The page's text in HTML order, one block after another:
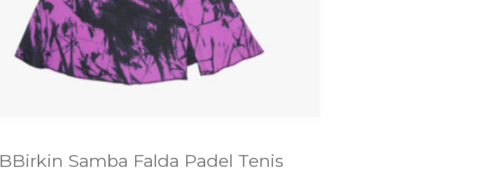
BBirkin Samba Falda Padel Tenis